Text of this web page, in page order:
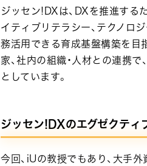
ジッセン!DXは、DXを推進する
イティブリテラシー、テクノロ
務活用できる育成基盤構築を目
家、社内の組織・人材との連携
としています。
ジッセン!DXのエグゼクティ
今回、iUの教授でもあり、大手